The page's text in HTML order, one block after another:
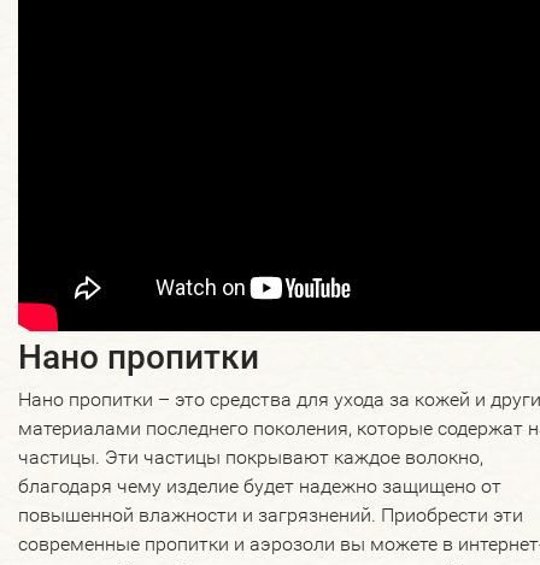
Нано пропитки
Нано пропитки – это средства для ухода за кожей и
материалами последнего поколения, которые содержат
частицы. Эти частицы покрывают каждое волокно,
благодаря чему изделие будет надежно защищено от
повышенной влажности и загрязнений. Приобрести эти
современные пропитки и аэрозоли вы можете в